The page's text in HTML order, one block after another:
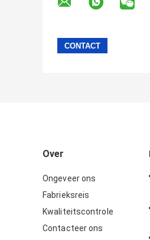
Over
Ongeveer ons
Fabrieksreis
Kwaliteitscontrole
Contacteer ons